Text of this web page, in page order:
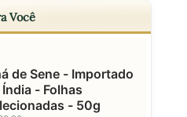
Você
de Sene - Importado
- Folhas
- 50g